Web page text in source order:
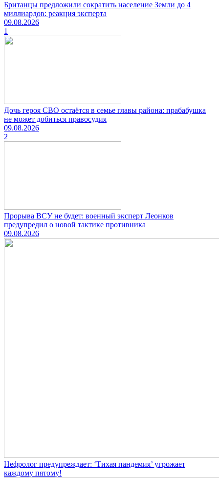
Британцы предложили сократить население Земли до 4
миллиардов: реакция эксперта
09.08.2026
1
Дочь героя СВО остаётся в семье главы района: прабабушка
не может добиться правосудия
09.08.2026
2
Прорыва ВСУ не будет: военный эксперт Леонков
предупредил о новой тактике противника
09.08.2026
Нефролог предупреждает: ‘Тихая пандемия’ угрожает
каждому пятому!